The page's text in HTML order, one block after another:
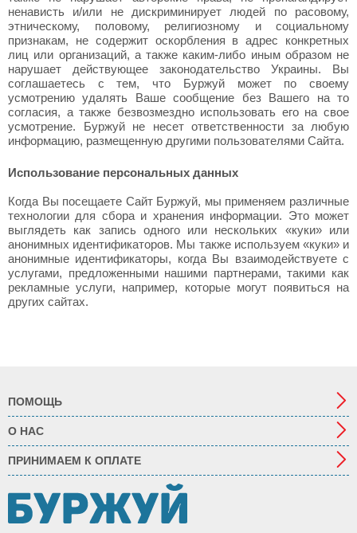
ненависть и/или не дискриминирует людей по расовому,
этническому, половому, религиозному и социальному
признакам, не содержит оскорбления в адрес конкретных
лиц или организаций, а также каким-либо иным образом не
нарушает действующее законодательство Украины. Вы
соглашаетесь с тем, что Буржуй может по своему
усмотрению удалять Ваше сообщение без Вашего на то
согласия, а также безвозмездно использовать его на свое
усмотрение. Буржуй не несет ответственности за любую
информацию, размещенную другими пользователями Сайта.
Использование персональных данных
Когда Вы посещаете Сайт Буржуй, мы применяем различные
технологии для сбора и хранения информации. Это может
выглядеть как запись одного или нескольких «куки» или
анонимных идентификаторов. Мы также используем «куки» и
анонимные идентификаторы, когда Вы взаимодействуете с
услугами, предложенными нашими партнерами, такими как
рекламные услуги, например, которые могут появиться на
других сайтах.
ПОМОЩЬ
О НАС
ПРИНИМАЕМ К ОПЛАТЕ